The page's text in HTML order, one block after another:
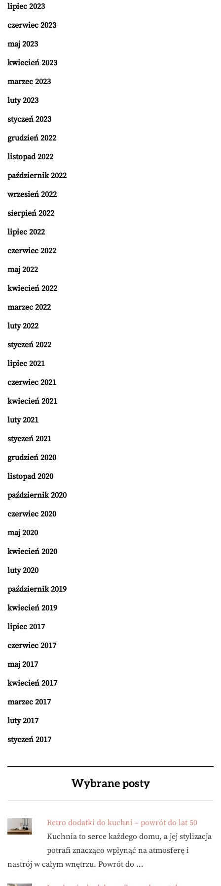
lipiec 2023
czerwiec 2023
maj 2023
kwiecień 2023
marzec 2023
luty 2023
styczeń 2023
grudzień 2022
listopad 2022
październik 2022
wrzesień 2022
sierpień 2022
lipiec 2022
czerwiec 2022
maj 2022
kwiecień 2022
marzec 2022
luty 2022
styczeń 2022
lipiec 2021
czerwiec 2021
kwiecień 2021
luty 2021
styczeń 2021
grudzień 2020
listopad 2020
październik 2020
czerwiec 2020
maj 2020
kwiecień 2020
luty 2020
październik 2019
kwiecień 2019
lipiec 2017
czerwiec 2017
maj 2017
kwiecień 2017
marzec 2017
luty 2017
styczeń 2017
Wybrane posty
Retro dodatki do kuchni – powrót do lat 50
Kuchnia to serce każdego domu, a jej stylizacja
potrafi znacząco wpłynąć na atmosferę i
nastrój w całym wnętrzu. Powrót do …